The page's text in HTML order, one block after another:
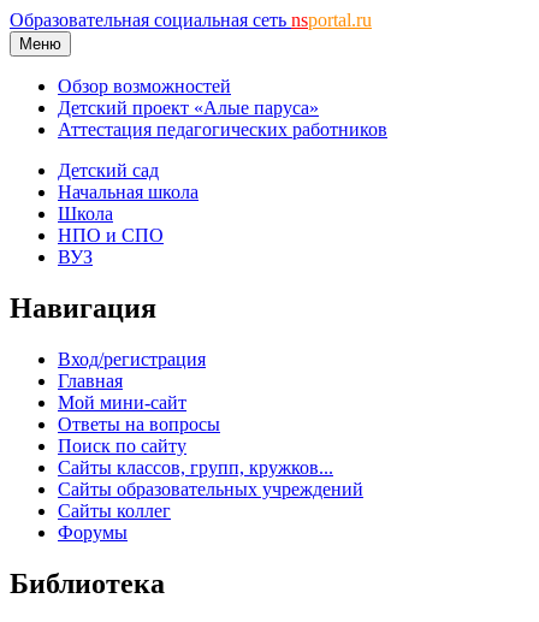
Образовательная социальная сеть nsportal.ru
Меню
Обзор возможностей
Детский проект «Алые паруса»
Аттестация педагогических работников
Детский сад
Начальная школа
Школа
НПО и СПО
ВУЗ
Навигация
Вход/регистрация
Главная
Мой мини-сайт
Ответы на вопросы
Поиск по сайту
Сайты классов, групп, кружков...
Сайты образовательных учреждений
Сайты коллег
Форумы
Библиотека